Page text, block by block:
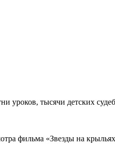
тысячи детских
фильма «Звезды на